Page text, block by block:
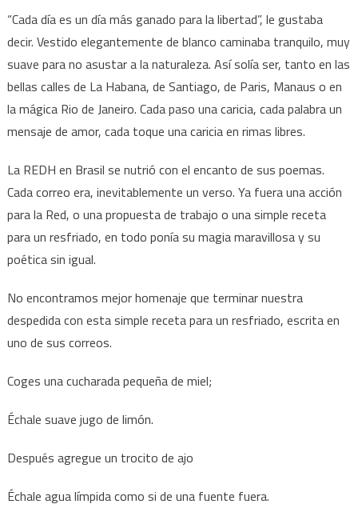
“Cada día es un día más ganado para la libertad”, le gustaba
decir. Vestido elegantemente de blanco caminaba tranquilo, muy
suave para no asustar a la naturaleza. Así solía ser, tanto en las
bellas calles de La Habana, de Santiago, de Paris, Manaus o en
la mágica Rio de Janeiro. Cada paso una caricia, cada palabra un
mensaje de amor, cada toque una caricia en rimas libres.
La REDH en Brasil se nutrió con el encanto de sus poemas.
Cada correo era, inevitablemente un verso. Ya fuera una acción
para la Red, o una propuesta de trabajo o una simple receta
para un resfriado, en todo ponía su magia maravillosa y su
poética sin igual.
No encontramos mejor homenaje que terminar nuestra
despedida con esta simple receta para un resfriado, escrita en
uno de sus correos.
Coges una cucharada pequeña de miel;
Échale suave jugo de limón.
Después agregue un trocito de ajo
Échale agua límpida como si de una fuente fuera.